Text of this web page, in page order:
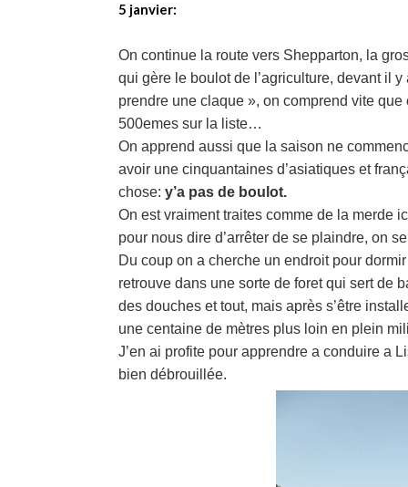
5 janvier:
On continue la route vers Shepparton, la
qui gère le boulot de l’agriculture, devant il
prendre une claque », on comprend vite
500emes sur la liste…
On apprend aussi que la saison ne
avoir une cinquantaines d’asiatiques et
chose: y’a pas de boulot.
On est vraiment traites comme de la merde
pour nous dire d’arrêter de se plaindre, on
Du coup on a cherche un endroit pour
retrouve dans une sorte de foret qui sert de
des douches et tout, mais après s’être
une centaine de mètres plus loin en plein
J’en ai profite pour apprendre a conduire a
bien débrouillée.